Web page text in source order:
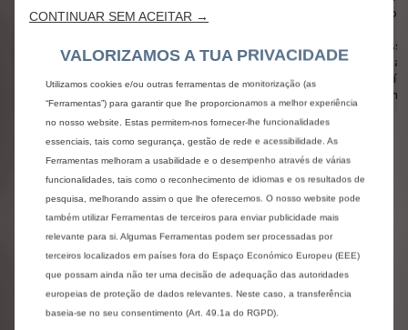
3
passageiros e
comercial)
de
passageiros e
comercial)
• 5
GARANTIA SEM
PREOCUPAÇÕES
ONDE ENCONTRAR OS
DETALHES DAS
GARANTIAS?
Eles estão reportados no livro de manutenção e garantia
CONTINUAR SEM ACEITAR →
VALORIZAMOS A TUA PRIVACIDADE
Utilizamos cookies e/ou outras ferramentas de monitorização (as
“Ferramentas”) para garantir que lhe proporcionamos a melhor experiência
no nosso website. Estas permitem-nos fornecer-lhe funcionalidades
essenciais, tais como segurança, gestão de rede e acessibilidade. As
Ferramentas melhoram a usabilidade e o desempenho através de várias
funcionalidades, tais como o reconhecimento de idiomas e os resultados de
pesquisa, melhorando assim o que lhe oferecemos. O nosso website pode
também utilizar Ferramentas de terceiros para enviar publicidade mais
relevante para si. Algumas Ferramentas podem ser processadas por
terceiros localizados em países fora do Espaço Económico Europeu (EEE)
que possam ainda não ter uma decisão de adequação das autoridades
europeias de proteção de dados relevantes. Neste caso, a transferência
baseia-se no seu consentimento (Art. 49.1a do RGPD).